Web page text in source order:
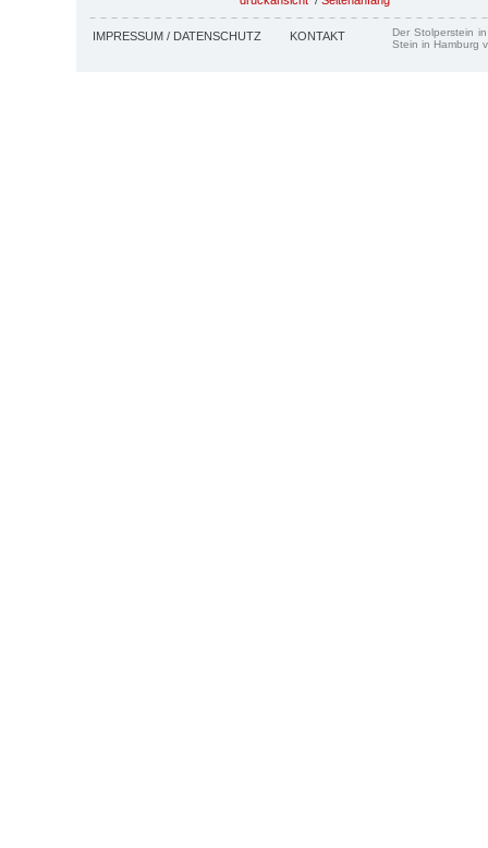
IMPRESSUM / DATENSCHUTZ KONTAKT
Der Stolperstein
Stein in Hamburg